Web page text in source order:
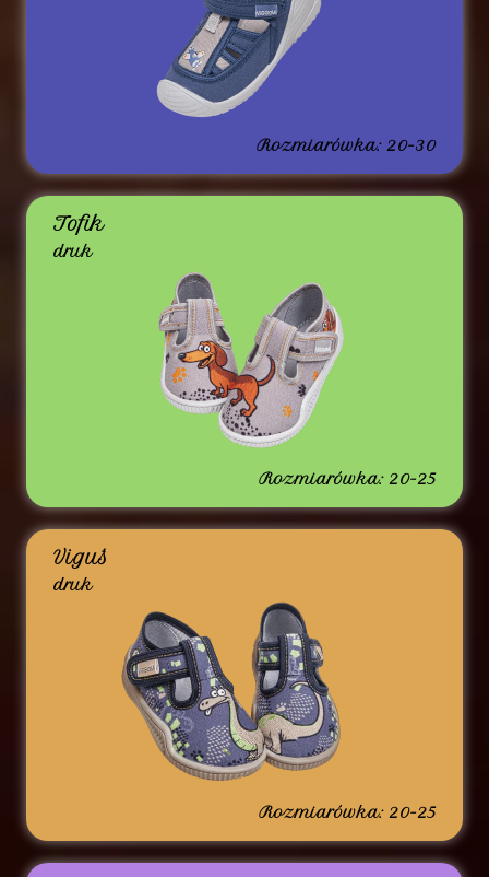
Rozmiarówka: 20-30
Tofik
druk
Rozmiarówka: 20-25
Viguś
druk
Rozmiarówka: 20-25